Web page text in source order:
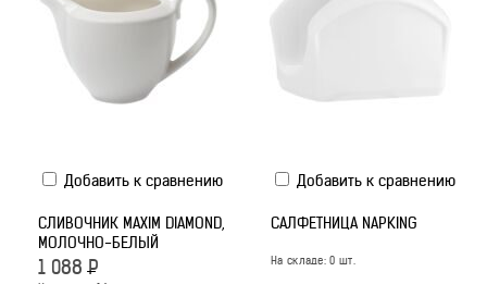
Добавить к сравнению
СЛИВОЧНИК MAXIM DIAMOND,
МОЛОЧНО-БЕЛЫЙ
1 088 Р
Добавить к сравнению
САЛФЕТНИЦА NAPKING
На складе:0 шт.